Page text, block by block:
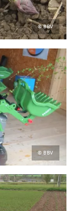
© BBV
© BBV